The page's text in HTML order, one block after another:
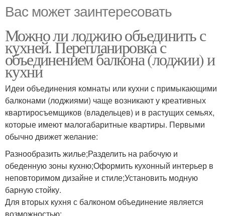
Вас может заинтересовать
Можно ли лоджию объединить с
кухней. Перепланировка с
объединением балкона (лоджии) и
кухни
Идеи объединения комнаты или кухни с примыкающими
балконами (лоджиями) чаще возникают у креативных
квартиросъемщиков (владельцев) и в растущих семьях,
которые имеют малогабаритные квартиры. Первыми
обычно движет желание:
Разнообразить жилье;Разделить на рабочую и
обеденную зоны кухню;Оформить кухонный интерьер в
неповторимом дизайне и стиле;Установить модную
барную стойку.
Для вторых кухня с балконом объединение является